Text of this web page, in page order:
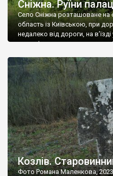
Сніжна. Руїни
Село Сніжна розташоване на
область із Київською, при
недалеко від дороги, на
рельєфне пано, яке показує
не видно, але видно дві
Козлів.
Фото Романа Маленкова,